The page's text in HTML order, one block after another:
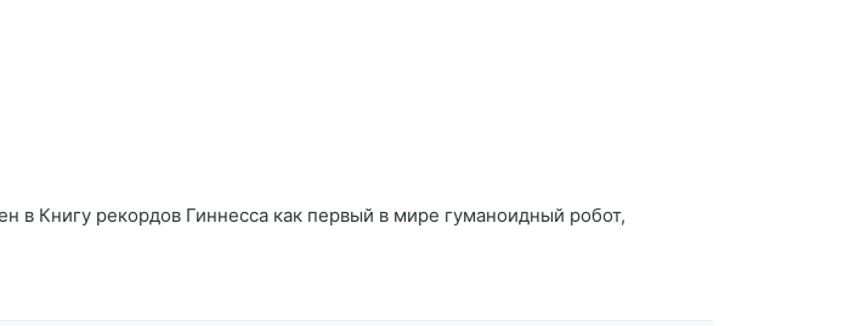
в Книгу рекордов Гиннесса как первый в мире гуманоидный робот,